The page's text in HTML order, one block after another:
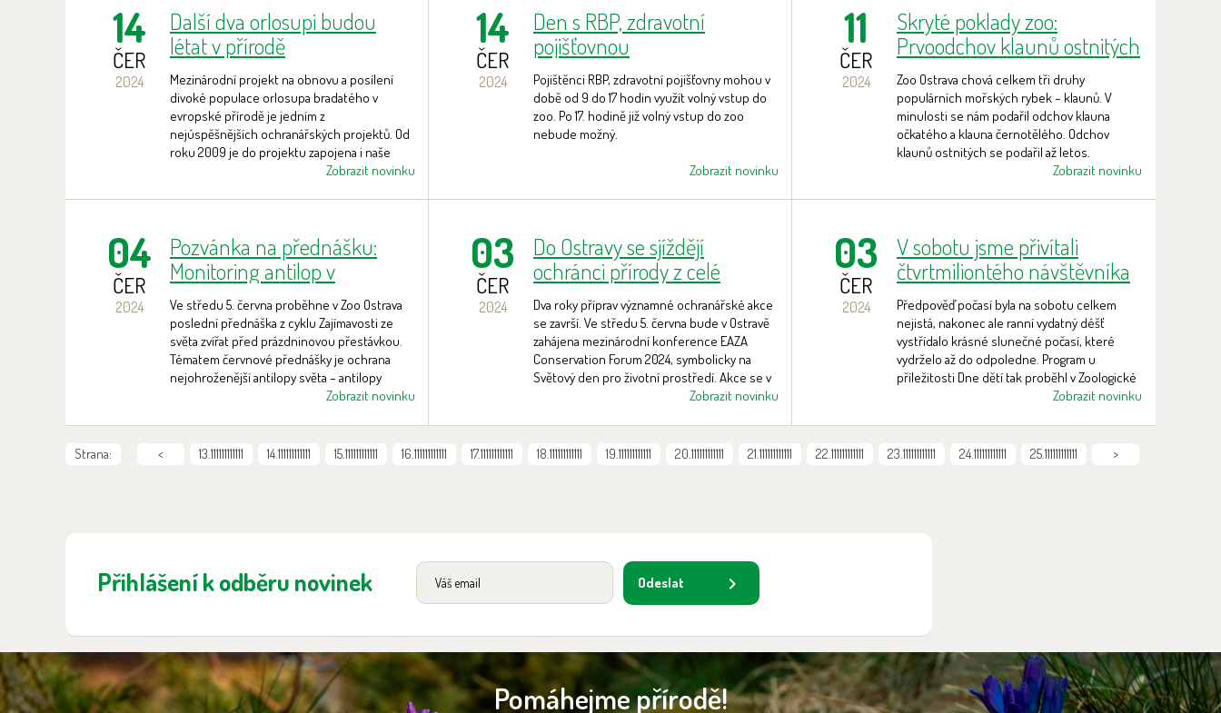
14
ČER
2024
Další dva orlosupi budou
létat v přírodě
Mezinárodní projekt na obnovu a posílení
divoké populace orlosupa bradatého v
evropské přírodě je jedním z
nejúspěšnějších ochranářských projektů. Od
roku 2009 je do projektu zapojena i naše
Zobrazit novinku
14
ČER
2024
Den s RBP, zdravotní
pojišťovnou
Pojištěnci RBP, zdravotní pojišťovny mohou v
době od 9 do 17 hodin využít volný vstup do
zoo. Po 17. hodině již volný vstup do zoo
nebude možný.
Zobrazit novinku
11
ČER
2024
Skryté poklady zoo:
Prvoodchov klaunů ostnitých
Zoo Ostrava chová celkem tři druhy
populárních mořských rybek – klaunů. V
minulosti se nám podařil odchov klauna
očkatého a klauna černotělého. Odchov
klaunů ostnitých se podařil až letos.
Zobrazit novinku
04
ČER
2024
Pozvánka na přednášku:
Monitoring antilop v
Senegalu aneb Vzpomínky
na Afriku
Ve středu 5. června proběhne v Zoo Ostrava
poslední přednáška z cyklu Zajímavosti ze
světa zvířat před prázdninovou přestávkou.
Tématem červnové přednášky je ochrana
nejohroženější antilopy světa – antilopy
Derbyho, resp. jejího západního poddruhu
Zobrazit novinku
03
ČER
2024
Do Ostravy se sjíždějí
ochránci přírody z celé
Evropy i ze zámoří. Začíná
EAZA Conservation Forum
2024
Dva roky příprav významné ochranářské akce
se završí. Ve středu 5. června bude v Ostravě
zahájena mezinárodní konference EAZA
Conservation Forum 2024, symbolicky na
Světový den pro životní prostředí. Akce se v
České republice koná vůbec poprvé a hostí ji
Zobrazit novinku
03
ČER
2024
V sobotu jsme přivítali
čtvrtmiliontého návštěvníka
Předpověď počasí byla na sobotu celkem
nejistá, nakonec ale ranní vydatný déšť
vystřídalo krásné slunečné počasí, které
vydrželo až do odpoledne. Program u
příležitosti Dne dětí tak proběhl v Zoologické
zahradě a botanickém parku Ostrava bez
mezi nimi i letošní čtvrtmiliontý návštěvník.
Zoo přivítala jubilejního návštěvníka o téměř
Zobrazit novinku
Strana: < 13.111111111111 14.111111111111 15.111111111111 16.111111111111 17.111111111111 18.111111111111 19.111111111111 20.111111111111 21.111111111111 22.111111111111 23.111111111111 24.111111111111 25.111111111111 >
Přihlášení k odběru novinek Odeslat
Pomáhejme přírodě!